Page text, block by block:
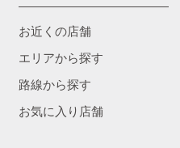
お近くの店舗
エリアから探す
路線から探す
お気に入り店舗